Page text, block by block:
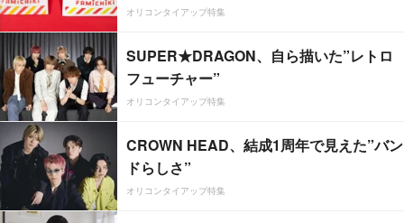
オリコンタイアップ特集
SUPER★DRAGON、自ら描いた”レトロ
フューチャー”
オリコンタイアップ特集
CROWN HEAD、結成1周年で見えた”バン
ドらしさ”
オリコンタイアップ特集